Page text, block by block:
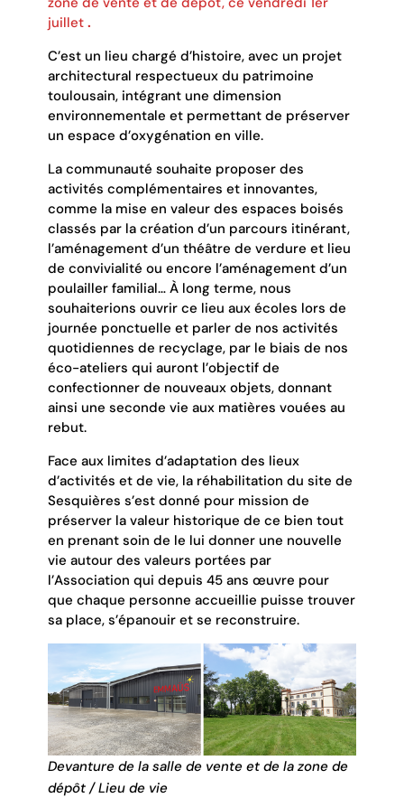
juillet .
C’est un lieu chargé d’histoire, avec un projet
architectural respectueux du patrimoine
toulousain, intégrant une dimension
environnementale et permettant de préserver
un espace d’oxygénation en ville.
La communauté souhaite proposer des
activités complémentaires et innovantes,
comme la mise en valeur des espaces boisés
classés par la création d’un parcours itinérant,
l’aménagement d’un théâtre de verdure et lieu
de convivialité ou encore l’aménagement d’un
poulailler familial… À long terme, nous
souhaiterions ouvrir ce lieu aux écoles lors de
journée ponctuelle et parler de nos activités
quotidiennes de recyclage, par le biais de nos
éco-ateliers qui auront l’objectif de
confectionner de nouveaux objets, donnant
ainsi une seconde vie aux matières vouées au
rebut.
Face aux limites d’adaptation des lieux
d’activités et de vie, la réhabilitation du site de
Sesquières s’est donné pour mission de
préserver la valeur historique de ce bien tout
en prenant soin de le lui donner une nouvelle
vie autour des valeurs portées par
l’Association qui depuis 45 ans œuvre pour
que chaque personne accueillie puisse trouver
sa place, s’épanouir et se reconstruire.
Devanture de la salle de vente et de la zone de
dépôt / Lieu de vie